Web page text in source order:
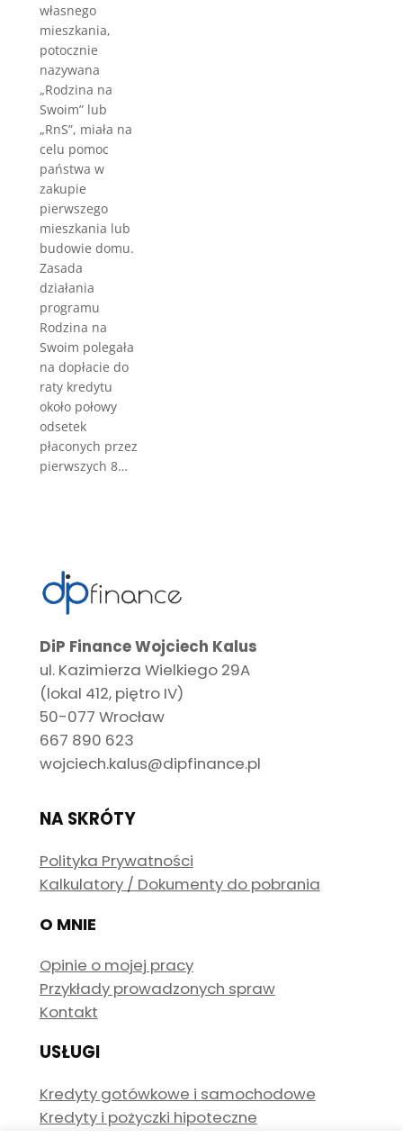
własnego
mieszkania,
potocznie
nazywana
„Rodzina na
Swoim” lub
„RnS”, miała na
celu pomoc
państwa w
zakupie
pierwszego
mieszkania lub
budowie domu.
Zasada
działania
programu
Rodzina na
Swoim polegała
na dopłacie do
raty kredytu
około połowy
odsetek
płaconych przez
pierwszych 8…
DiP Finance Wojciech Kalus
ul. Kazimierza Wielkiego 29A
(lokal 412, piętro IV)
50-077 Wrocław
667 890 623
wojciech.kalus@dipfinance.pl
NA SKRÓTY
Polityka Prywatności
Kalkulatory / Dokumenty do pobrania
O MNIE
Opinie o mojej pracy
Przykłady prowadzonych spraw
Kontakt
USŁUGI
Kredyty gotówkowe i samochodowe
Kredyty i pożyczki hipoteczne